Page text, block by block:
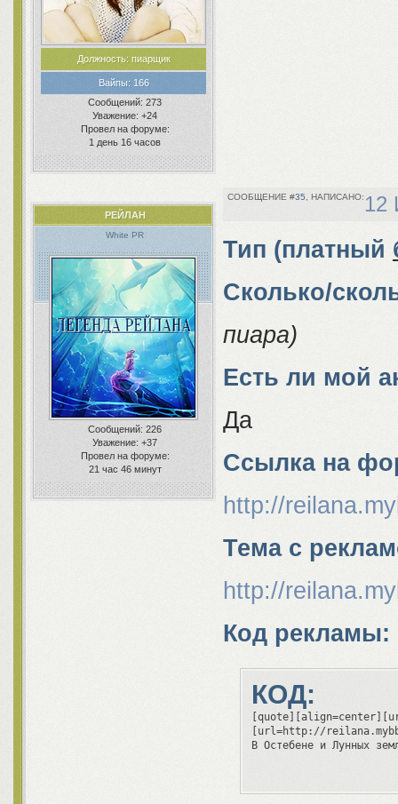
Должность:пиарщик
Вайпы:166
Сообщений: 273
Уважение: +24
Провел на форуме:
1 день 16 часов
35 12
РЕЙЛАН
White PR
Сообщений: 226
Уважение: +37
Провел на форуме:
21 час 46 минут
Тип (платный
Сколько/
пиара)
Есть ли мой
Да
Ссылка на
http://
Тема с
http://
Код рекламы:
КОД:
[url=http://
В Остебене и Лунных